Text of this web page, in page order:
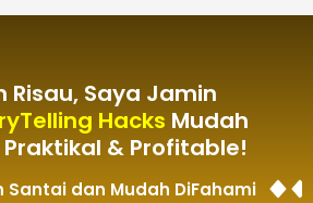
Risau, Saya Jamin
Hacks Mudah
& Profitable!
Santai dan Mudah DiFahami